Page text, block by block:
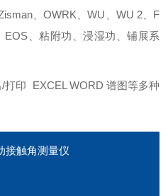
、OWRK、WU、WU 2、F
EOS、粘附功、浸湿功、铺展系
印 EXCEL WORD 谱图等多种
接触角测量仪